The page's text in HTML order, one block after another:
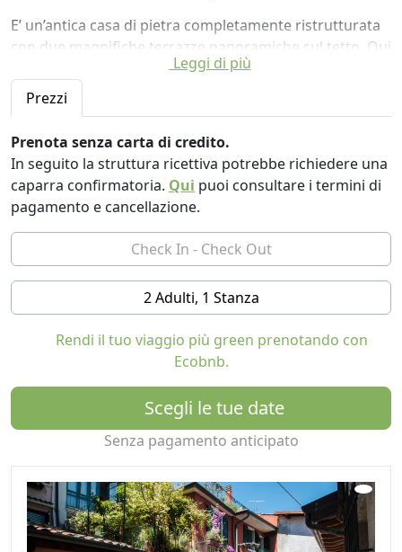
E’ un’antica casa di pietra completamente ristrutturata
con due magnifiche terrazze panoramiche sul tetto. Qui
è possibile rilassarsi o praticare yoga e meditazione
nell’assoluta pace e tranquillità. All’interno una piccola
corte dove rifugiarsi in estate per godere della fresca
brezza montana.
Il B&B dispone di due camere doppia con un bagno in
comune e di un appartamento completamente
indipendente. Per gli ospiti del B&B la colazione è
servita in terrazza o in veranda con prodotti locali scelti
e selezionati con cura prevalentemente biologici.
La casa è particolarmente adatta a piccoli gruppi che
desiderano organizzare incontri residenziali per attività
olistiche in quanto dispone di una sala a piano terra di
del gong e del benessere con incontri individuali e per
piccoli gruppi.
– Bambini in terzo letto gratis fino ai 6 anni
– Wi-fi gratuito
Leggi di più
Prezzi
Prenota senza carta di credito.
In seguito la struttura ricettiva potrebbe richiedere una
caparra confirmatoria. Qui puoi consultare i termini di
pagamento e cancellazione.
2 Adulti, 1 Stanza
Rendi il tuo viaggio più green prenotando con
Ecobnb.
Scegli le tue date
Senza pagamento anticipato